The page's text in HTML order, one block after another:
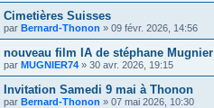
Cimetières Suisses
par Bernard-Thonon » 09 févr. 2026, 14:56
nouveau film IA de stéphane Mugnier
par MUGNIER74 » 30 avr. 2026, 19:15
Invitation Samedi 9 mai à Thonon
par Bernard-Thonon » 07 mai 2026, 10:30